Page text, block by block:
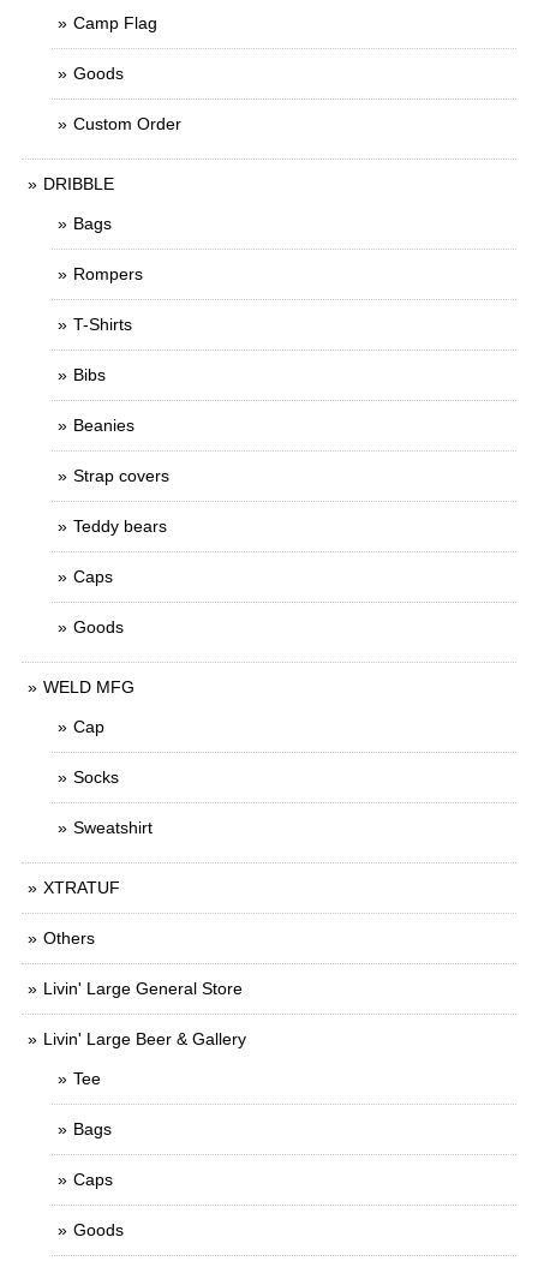
Camp Flag
Goods
Custom Order
DRIBBLE
Bags
Rompers
T-Shirts
Bibs
Beanies
Strap covers
Teddy bears
Caps
Goods
WELD MFG
Cap
Socks
Sweatshirt
XTRATUF
Others
Livin' Large General Store
Livin' Large Beer & Gallery
Tee
Bags
Caps
Goods